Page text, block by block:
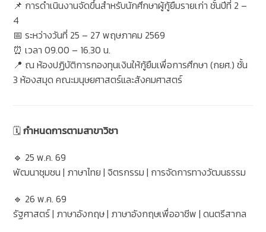
📌 การดำเนินงานจัดขึ้นสำหรับนักศึกษาผู้กู้ยืมรายเก่า ชั้นปีที่ 2 –
4
📅 ระหว่างวันที่ 25 – 27 พฤษภาคม 2569
⏰ เวลา 09.00 – 16.30 น.
📍 ณ ห้องปฏิบัติการกองทุนเงินให้กู้ยืมเพื่อการศึกษา (กยศ.) ชั้น
3 ห้องสมุด คณะมนุษยศาสตร์และสังคมศาสตร์
🗓กำหนดการตามสาขาวิชา
🔹 25 พ.ค. 69
พัฒนาชุมชน | ภาษาไทย | จิตรกรรม | การจัดการทางวัฒนธรรม
🔹 26 พ.ค. 69
รัฐศาสตร์ | ภาษาอังกฤษ | ภาษาอังกฤษเพื่ออาชีพ | ดนตรีสากล